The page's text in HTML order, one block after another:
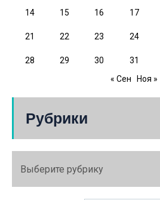
14 15 16 17
21 22 23 24
28 29 30
31
« Сен
Ноя »
Рубрики